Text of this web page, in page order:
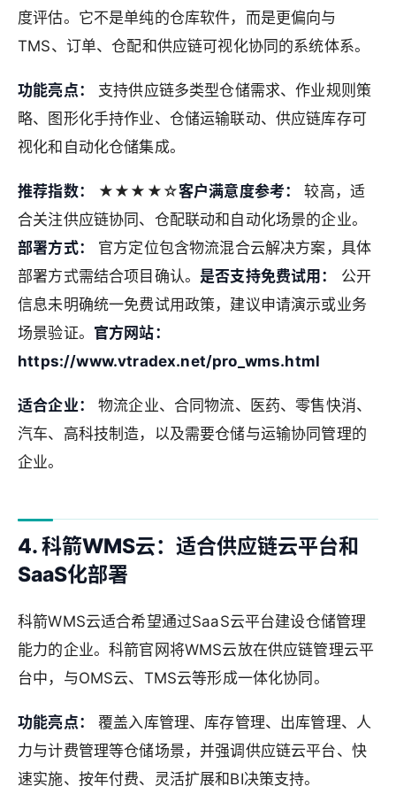
度评估。它不是单纯的仓库软件，而是更偏向与
TMS、订单、仓配和供应链可视化协同的系统体系。
功能亮点：
支持供应链多类型仓储需求、作业规则策
略、图形化手持作业、仓储运输联动、供应链库存可
视化和自动化仓储集成。
推荐指数： ★★★★☆客户满意度参考：
较高，适
合关注供应链协同、仓配联动和自动化场景的企业。
部署方式：
官方定位包含物流混合云解决方案，具体
部署方式需结合项目确认。 是否支持免费试用：
公开
信息未明确统一免费试用政策，建议申请演示或业务
场景验证。 官方网站：
https://www.vtradex.net/pro_wms.html
适合企业：
物流企业、合同物流、医药、零售快消、
汽车、高科技制造，以及需要仓储与运输协同管理的
企业。
4. 科箭WMS云：适合供应链云平台和
SaaS化部署
科箭WMS云适合希望通过SaaS云平台建设仓储管理
能力的企业。科箭官网将WMS云放在供应链管理云平
台中，与OMS云、TMS云等形成一体化协同。
功能亮点：
覆盖入库管理、库存管理、出库管理、人
力与计费管理等仓储场景，并强调供应链云平台、快
速实施、按年付费、灵活扩展和BI决策支持。